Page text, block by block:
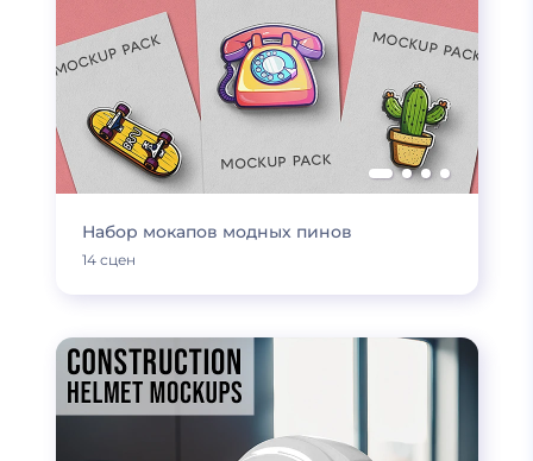
Набор мокапов модных пинов
14 сцен